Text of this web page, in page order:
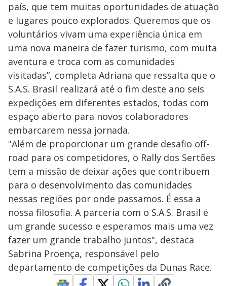
país, que tem muitas oportunidades de atuação
e lugares pouco explorados. Queremos que os
voluntários vivam uma experiência única em
uma nova maneira de fazer turismo, com muita
aventura e troca com as comunidades
visitadas”, completa Adriana que ressalta que o
S.A.S. Brasil realizará até o fim deste ano seis
expedições em diferentes estados, todas com
espaço aberto para novos colaboradores
embarcarem nessa jornada.
"Além de proporcionar um grande desafio off-
road para os competidores, o Rally dos Sertões
tem a missão de deixar ações que contribuem
para o desenvolvimento das comunidades
nessas regiões por onde passamos. É essa a
nossa filosofia. A parceria com o S.A.S. Brasil é
um grande sucesso e esperamos mais uma vez
fazer um grande trabalho juntos", destaca
Sabrina Proença, responsável pelo
departamento de competições da Dunas Race.